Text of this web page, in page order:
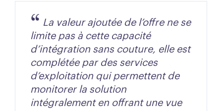
La valeur ajoutée de l’offre ne se
limite pas à cette capacité
d’intégration sans couture, elle est
complétée par des services
d’exploitation qui permettent de
monitorer la solution
intégralement en offrant une vue